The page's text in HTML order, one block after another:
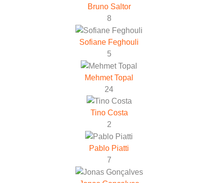
Bruno Saltor
8
Sofiane Feghouli
5
Mehmet Topal
24
Tino Costa
2
Pablo Piatti
7